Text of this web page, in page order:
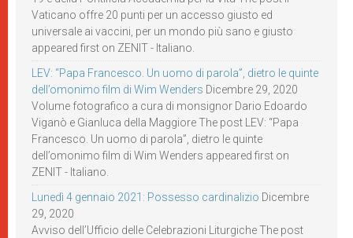
Vaticano offre 20 punti per un accesso giusto ed
universale ai vaccini, per un mondo più sano e giusto
appeared first on ZENIT - Italiano.
LEV: “Papa Francesco. Un uomo di parola”, dietro le quinte
dell’omonimo film di Wim Wenders Dicembre 29, 2020
Volume fotografico a cura di monsignor Dario Edoardo
Viganò e Gianluca della Maggiore The post LEV: “Papa
Francesco. Un uomo di parola”, dietro le quinte
dell’omonimo film di Wim Wenders appeared first on
ZENIT - Italiano.
Lunedì 4 gennaio 2021: Possesso cardinalizio Dicembre
29, 2020
Avviso dell’Ufficio delle Celebrazioni Liturgiche The post